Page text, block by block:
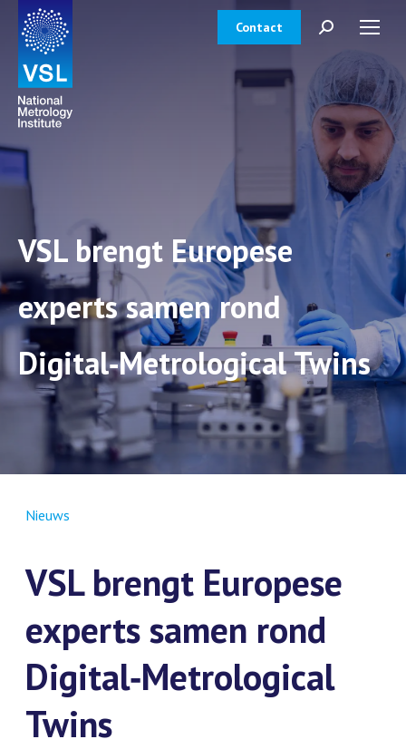
Contact Zoeken:
VSL brengt Europese
experts samen rond
Digital‑Metrological Twins
Nieuws
VSL brengt Europese
experts samen rond
Digital‑Metrological
Twins